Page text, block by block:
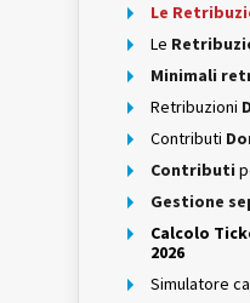
Le
Le
Minimali
Retribuzioni
Contributi
Contributi
Gestione
Calcolo
2026
Simulatore